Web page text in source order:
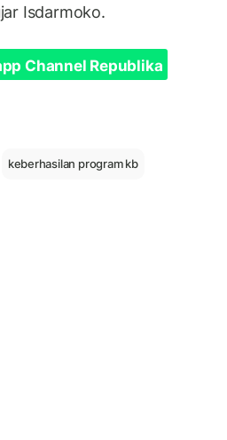
Isdarmoko.
Channel Republika
keberhasilan program kb